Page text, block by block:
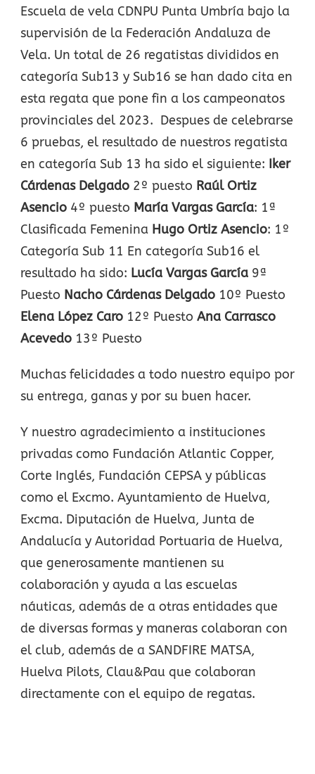
Escuela de vela CDNPU Punta Umbría bajo la
supervisión de la Federación Andaluza de
Vela. Un total de 26 regatistas divididos en
categoría Sub13 y Sub16 se han dado cita en
esta regata que pone fin a los campeonatos
provinciales del 2023. Despues de celebrarse
6 pruebas, el resultado de nuestros regatista
en categoría Sub 13 ha sido el siguiente: Iker
Cárdenas Delgado 2º puesto Raúl Ortiz
Asencio 4º puesto María Vargas García: 1ª
Clasificada Femenina Hugo Ortiz Asencio: 1º
Categoría Sub 11 En categoría Sub16 el
resultado ha sido: Lucía Vargas García 9ª
Puesto Nacho Cárdenas Delgado 10º Puesto
Elena López Caro 12º Puesto Ana Carrasco
Acevedo 13º Puesto
Muchas felicidades a todo nuestro equipo por
su entrega, ganas y por su buen hacer.
Y nuestro agradecimiento a instituciones
privadas como Fundación Atlantic Copper,
Corte Inglés, Fundación CEPSA y públicas
como el Excmo. Ayuntamiento de Huelva,
Excma. Diputación de Huelva, Junta de
Andalucía y Autoridad Portuaria de Huelva,
que generosamente mantienen su
colaboración y ayuda a las escuelas
náuticas, además de a otras entidades que
de diversas formas y maneras colaboran con
el club, además de a SANDFIRE MATSA,
Huelva Pilots, Clau&Pau que colaboran
directamente con el equipo de regatas.